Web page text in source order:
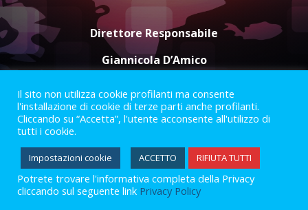
5 Agosto 2026 11:03
Direttore Responsabile
Giannicola D’Amico
Termini e Condizioni
Privacy Policy
Informazioni Legali
Facebook
Instagram
Youtube
2023 © Gofasano|Powered byCreativestudio
Il sito non utilizza cookie profilanti ma consente
l'installazione di cookie di terze parti anche profilanti.
Cliccando su “Accetta”, l'utente acconsente all'utilizzo di
tutti i cookie.
Impostazioni cookie ACCETTO RIFIUTA TUTTI
Potrete trovare l'informativa completa della Privacy
cliccando sul seguente link Privacy Policy